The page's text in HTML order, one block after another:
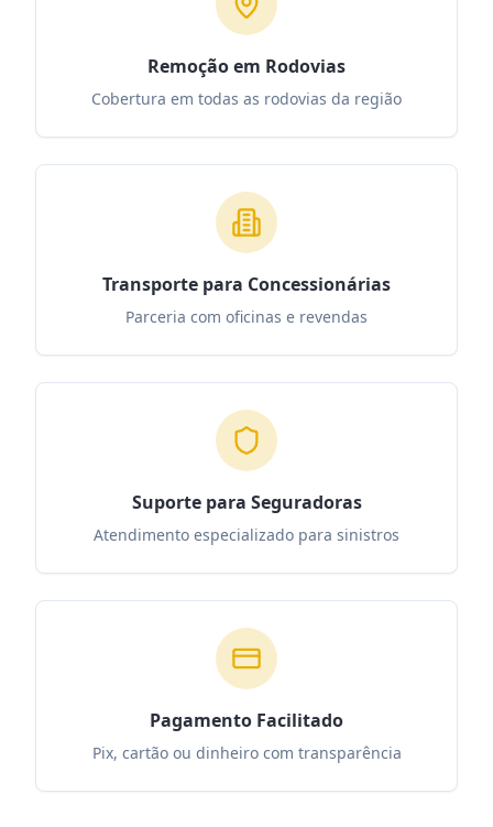
Remoção em Rodovias
Cobertura em todas as rodovias da região
Transporte para Concessionárias
Parceria com oficinas e revendas
Suporte para Seguradoras
Atendimento especializado para sinistros
Pagamento Facilitado
Pix, cartão ou dinheiro com transparência